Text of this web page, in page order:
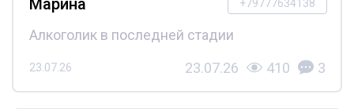
+79777634138
Алкоголик в последней стадии
23.07.26 23.07.26 410 3